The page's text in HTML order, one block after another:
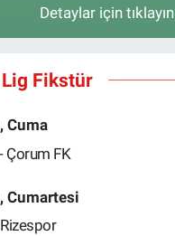
Detaylar için tıklayın
Fikstür
Cuma
Çorum FK
Cumartesi